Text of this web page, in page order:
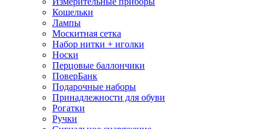
Кошельки
Лампы
Москитная сетка
Набор нитки + иголки
Носки
Перцовые баллончики
ПоверБанк
Подарочные наборы
Принадлежности для обуви
Рогатки
Ручки